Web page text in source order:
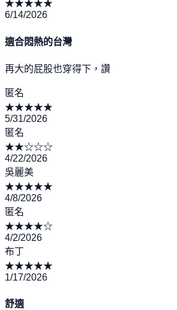
★★★★★
6/14/2026
適合悶熱的台灣
再大的屁股也穿得下，讚
匿名
★★★★★
5/31/2026
匿名
★★☆☆☆
4/22/2026
吳麗美
★★★★★
4/8/2026
匿名
★★★★☆
4/2/2026
布丁
★★★★★
1/17/2026
舒適